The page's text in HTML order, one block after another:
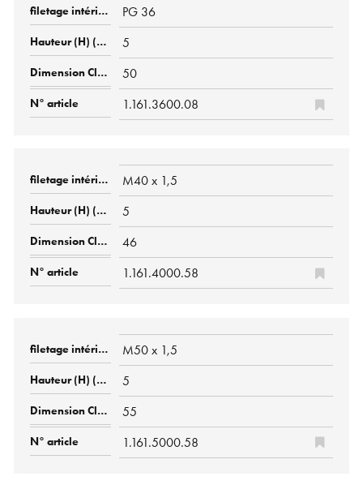
PG 36
5
50
1.161.3600.08
M40 x 1,5
5
46
1.161.4000.58
M50 x 1,5
5
55
1.161.5000.58